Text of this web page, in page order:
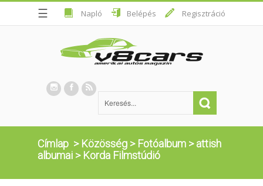
☰ Napló Belépés Regisztráció
Címlap > Közösség > Fotóalbum >attish
albumai > Korda Filmstúdió